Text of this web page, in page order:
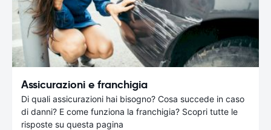
Assicurazioni e franchigia
Di quali assicurazioni hai bisogno? Cosa succede in caso
di danni? E come funziona la franchigia? Scopri tutte le
risposte su questa pagina